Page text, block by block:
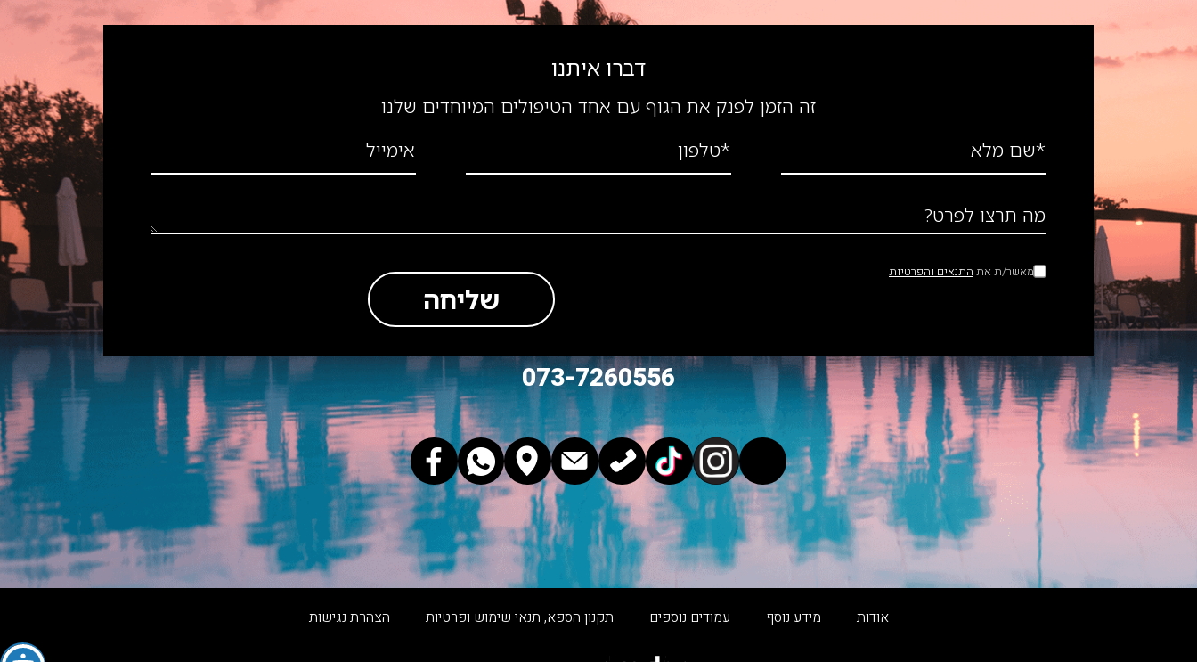
דברו איתנו
זה הזמן לפנק את הגוף עם אחד הטיפולים המיוחדים שלנו
*שם מלא
*טלפון אימייל
מה תרצו לפרט?
מאשר/ת את התנאים והפרטיות
שליחה
073-7260556
אודות מידע נוסף עמודים נוספים תקנון הספא, תנאי שימוש ופרטיות הצהרת נגישות